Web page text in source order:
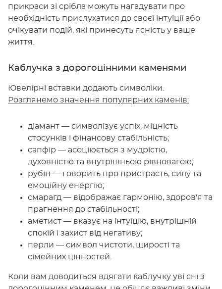
прикраси зі срібла можуть нагадувати про
необхідність прислухатися до своєї інтуїції або
очікувати подій, які принесуть ясність у ваше
життя.
Каблучка з дорогоцінними каменями
Ювелірні вставки додають символіки.
Розглянемо значення популярних каменів:
діамант — символізує успіх, міцність
стосунків і фінансову стабільність;
сапфір — асоціюється з мудрістю,
духовністю та внутрішньою рівновагою;
рубін — говорить про пристрасть, силу та
емоційну енергію;
смарагд — відображає гармонію, здоров'я та
прагнення до стабільності;
аметист — вказує на інтуїцію, внутрішній
спокій і захист від негативу;
перли — символ чистоти, щирості та
сімейних цінностей.
Коли вам доводиться вдягати каблучку уві сні з